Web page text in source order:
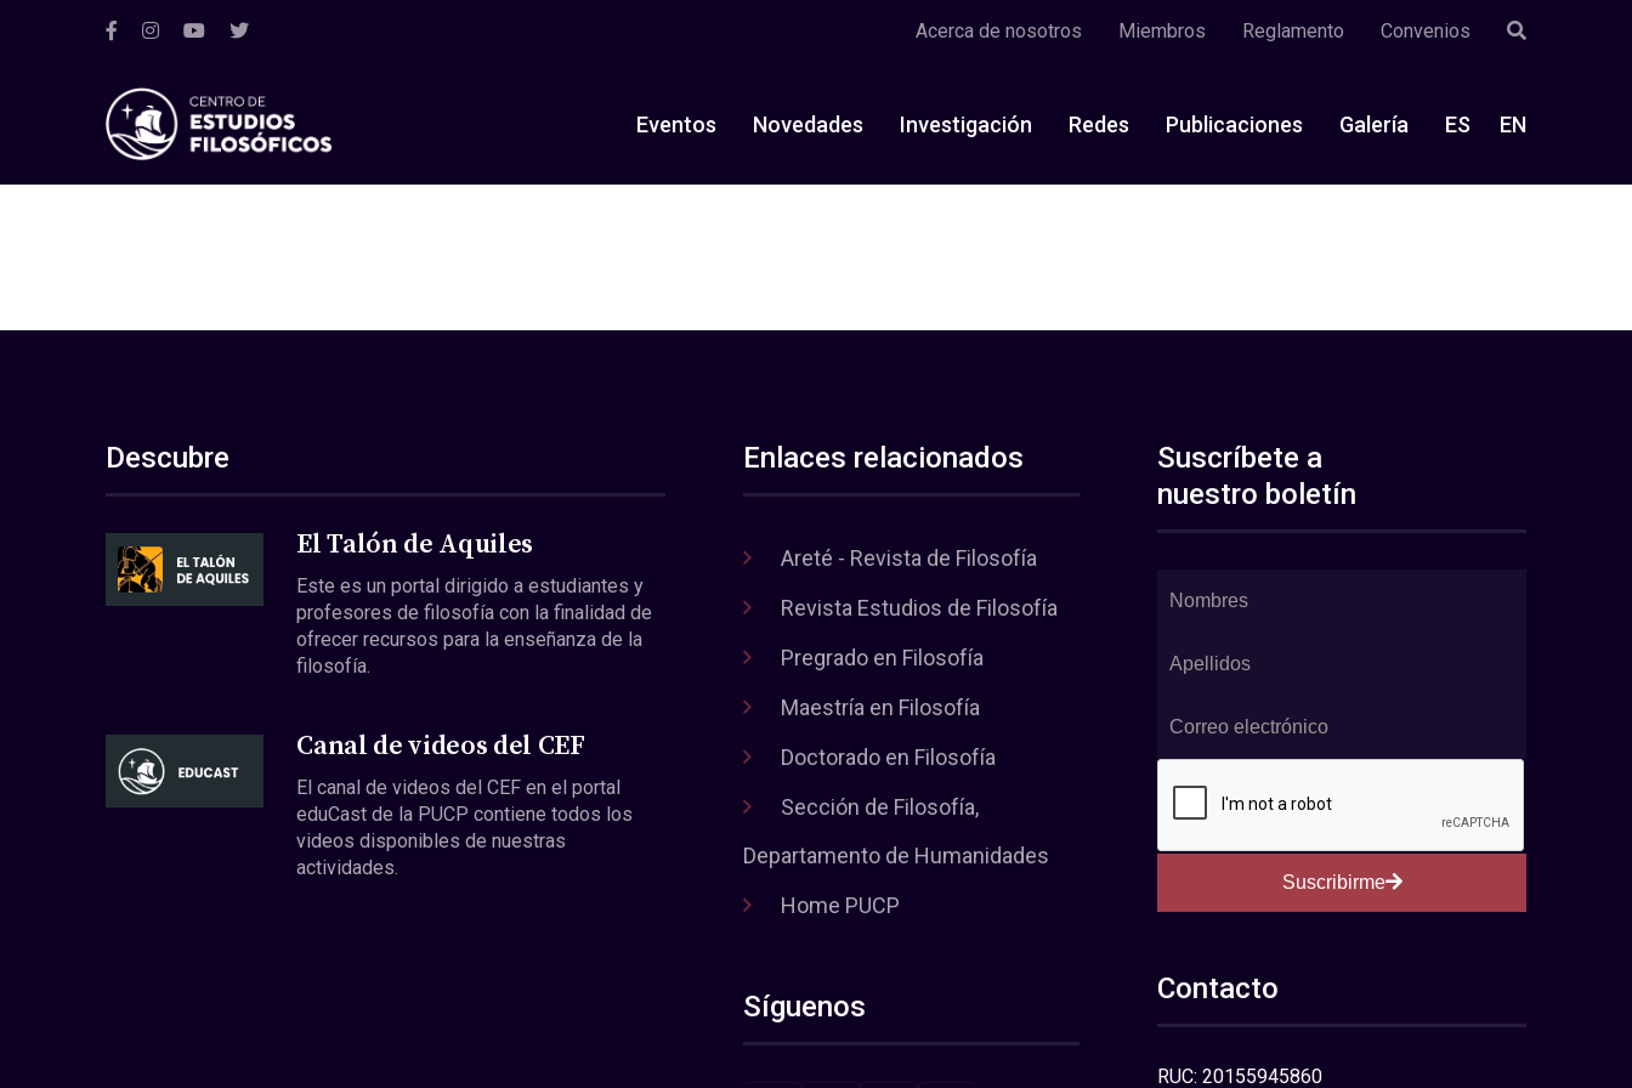
Acerca de nosotros Miembros Reglamento Convenios
Eventos Novedades Investigación Redes Publicaciones Galería ES EN
Descubre
El Talón de Aquiles
Este es un portal dirigido a estudiantes y
profesores de filosofía con la finalidad de
ofrecer recursos para la enseñanza de la
filosofía.
Canal de videos del CEF
El canal de videos del CEF en el portal
eduCast de la PUCP contiene todos los
videos disponibles de nuestras
actividades.
Enlaces relacionados
Areté - Revista de Filosofía
Revista Estudios de Filosofía
Pregrado en Filosofía
Maestría en Filosofía
Doctorado en Filosofía
Sección de Filosofía,
Departamento de Humanidades
Home PUCP
Síguenos
Suscríbete a
nuestro boletín
Suscribirme
Contacto
RUC: 20155945860